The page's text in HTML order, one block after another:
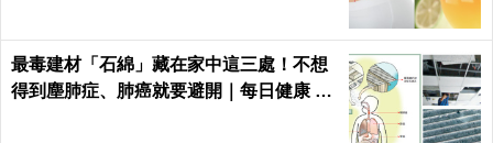
最毒建材「石綿」藏在家中這三處！不想
得到塵肺症、肺癌就要避開｜每日健康 He